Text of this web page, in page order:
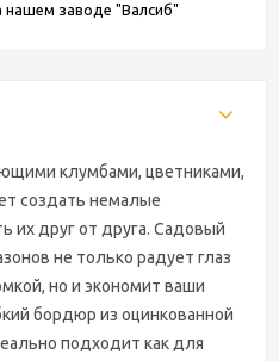
нашем заводе "Валсиб"
клумбами, цветниками,
создать немалые
их друг от друга. Садовый
не только радует глаз
но и экономит ваши
бордюр из оцинкованной
подходит как для